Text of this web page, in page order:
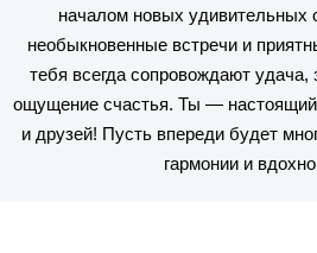
началом новых удивительных
необыкновенные встречи и
тебя всегда сопровождают удача,
ощущение счастья. Ты — настоящий
и друзей! Пусть впереди будет
гармонии и